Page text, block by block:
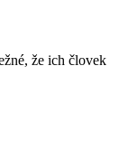
že ich človek